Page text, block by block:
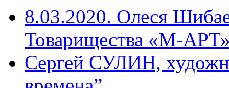
8.03.2020. Олеся
Товарищества «М-
Сергей СУЛИН,